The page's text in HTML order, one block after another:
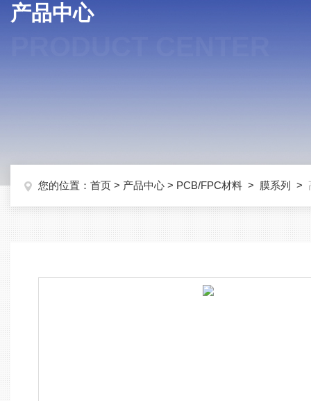
产品中心
您的位置： 首页 > 产品中心 > PCB/FPC材料 > 膜系列 >